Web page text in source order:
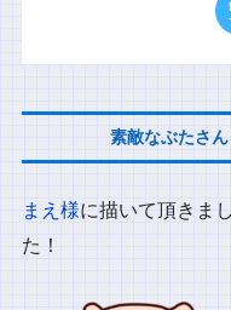
素敵なぶたさ
まえ様に描いて頂きまし
た！